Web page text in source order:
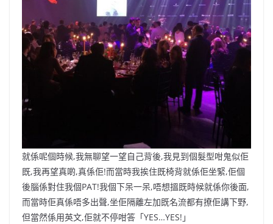
就係呢個時候,我無聊望一望自己背後,我見到個髮型咁鬼似佢
既,我再望真啲,真係佢!而當時我挨住既椅背就係佢坐緊,佢個
後腦係對住我個PAT!我個下呆一呆,唔想搵既時候就係你後面,
而當時佢真係唔多出聲,坐佢隔離左加既名流都有撩佢講下野,
但當然係用英文,佢就不停咁答「YES…YES!」